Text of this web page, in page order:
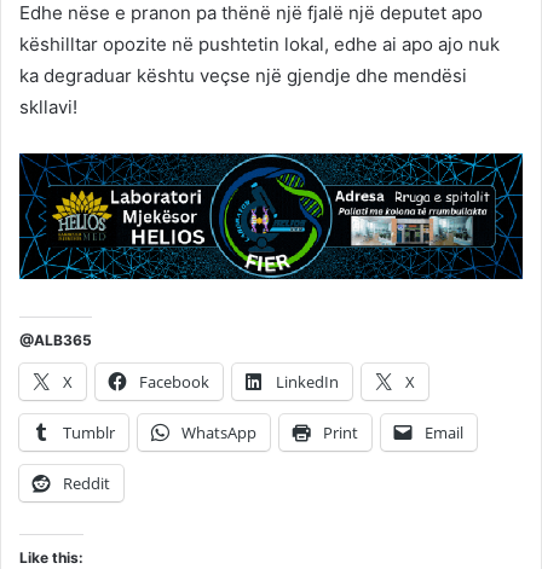
Edhe nëse e pranon pa thënë një fjalë një deputet apo
këshilltar opozite në pushtetin lokal, edhe ai apo ajo nuk
ka degraduar kështu veçse një gjendje dhe mendësi
skllavi!
@ALB365
X Facebook LinkedIn X
Tumblr WhatsApp Print Email
Reddit
Like this: